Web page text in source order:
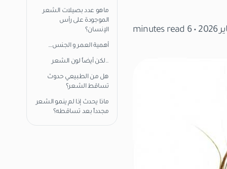
ماهو عدد بصيلات الشعر
الموجودة على رأس
الإنسان؟
أهمية العمر و الجنس…
..لكن أيضاُ لون الشعر
هل من الطبيعي حدوث
تساقط الشعر؟
ماذا يحدث إذا لم ينمو الشعر
مجدداً بعد تساقطه؟
• 6 minutes read